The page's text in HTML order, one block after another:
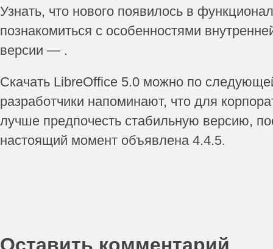
Узнать, что нового появилось в
познакомиться с особенностями
версии — .
Скачать LibreOffice 5.0 можно по
разработчики напоминают, что для
лучше предпочесть стабильную версию,
настоящий момент объявлена 4.4.5.